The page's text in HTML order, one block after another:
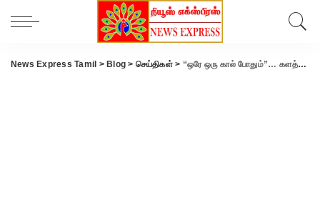
News Express Tamil > Blog > செய்திகள்> “ஒரே ஒரு கால் போதும்”… களத்தில் ‘சிங்கப்பெண் அதிரடி படை